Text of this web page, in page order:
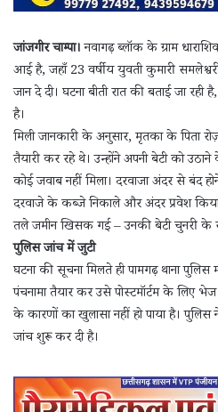
जांजगीर चाम्पा।नवागढ़ ब्लॉक के ग्राम
आई है, जहाँ 23 वर्षीय युवती कुमारी
जान दे दी। घटना बीती रात की बताई जा
है।
मिली जानकारी के अनुसार, मृतका के पिता
तैयारी कर रहे थे। उन्होंने अपनी बेटी को
कोई जवाब नहीं मिला। दरवाजा अंदर से बंद
दरवाजे के कब्जे निकाले और अंदर प्रवेश
तले जमीन खिसक गई – उनकी बेटी चुनरी के
पुलिस जांच में जुटी
घटना की सूचना मिलते ही पामगढ़ थाना
पंचनामा तैयार कर उसे पोस्टमॉर्टम के लिए
के कारणों का खुलासा नहीं हो पाया है।
जांच शुरू कर दी है।